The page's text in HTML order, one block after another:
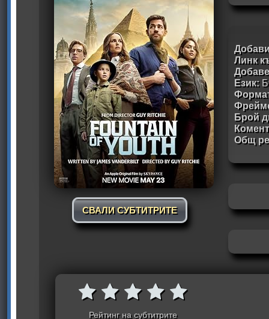
СВАЛИ СУБТИТРИТЕ
Линк
Език:
Брой
Общ
Рейтинг на субтитрите